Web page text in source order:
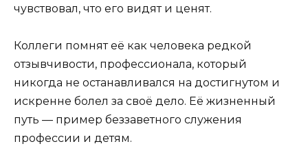
чувствовал, что его видят и ценят.
Коллеги помнят её как человека редкой
отзывчивости, профессионала, который
никогда не останавливался на достигнутом и
искренне болел за своё дело. Её жизненный
путь — пример беззаветного служения
профессии и детям.